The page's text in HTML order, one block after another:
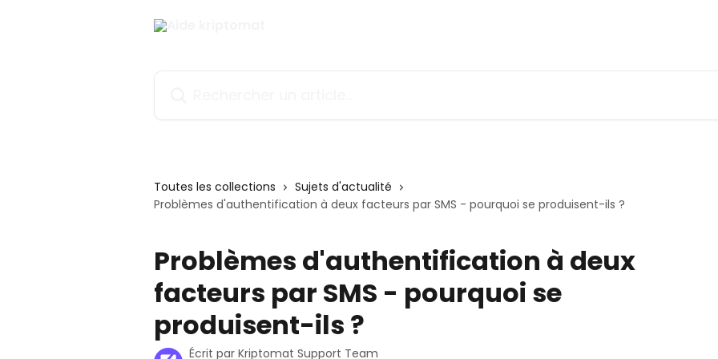
Toutes les collections
Sujets d'actualité
Problèmes d'authentification à deux facteurs par SMS - pourquoi se produisent-ils ?
Problèmes d'authentification à deux
facteurs par SMS - pourquoi se
produisent-ils ?
Écrit par Kriptomat Support Team